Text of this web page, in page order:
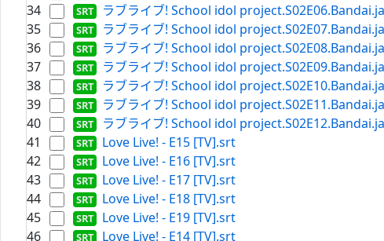
34
ラブライブ! School idol
35
ラブライブ! School idol
36
ラブライブ! School idol
37
ラブライブ! School idol
38
ラブライブ! School idol
39
ラブライブ! School idol
40
ラブライブ! School idol
41
Love Live! - E15 [TV].srt
42
Love Live! - E16 [TV].srt
43
Love Live! - E17 [TV].srt
44
Love Live! - E18 [TV].srt
45
Love Live! - E19 [TV].srt
46
Love Live! - E14 [TV].srt